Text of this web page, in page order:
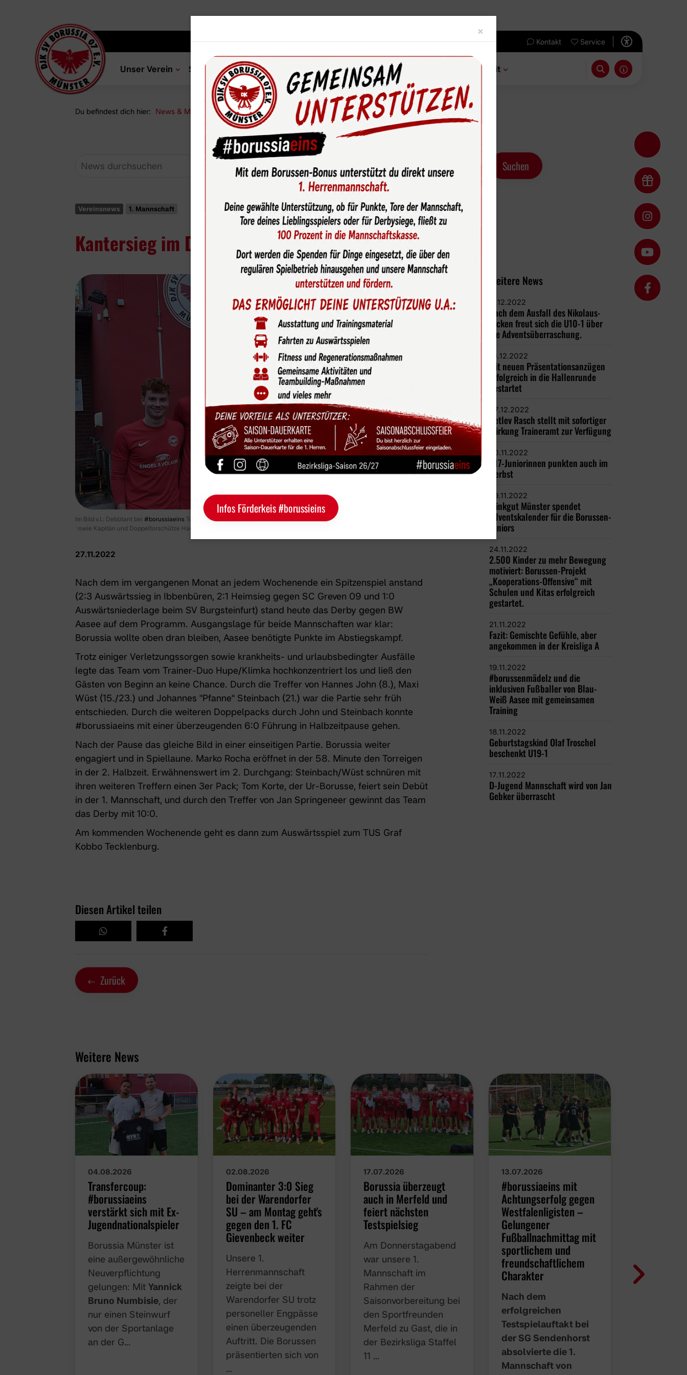
Kontakt Service
Unser Verein Sportangebot News & Media Service Sponsoren Fun & Freizeit
Du befindest dich hier: News & Media Newsroom Kantersieg im Derby gegen BW Aasee
Vereinsnews 1. Mannschaft
Kantersieg im Derby gegen BW Aasee
Im Bild v.l.: Debütant bei #borussiaeins Tom Korte, Johannes "Pfanne" Steinbach und Maxi Wüst (beide mit einem 3er Pack),
sowie Kapitän und Doppeltorschütze Hannes John.
27.11.2022
Nach dem im vergangenen Monat an jedem Wochenende ein Spitzenspiel anstand
(2:3 Auswärtssieg in Ibbenbüren, 2:1 Heimsieg gegen SC Greven 09 und 1:0
Auswärtsniederlage beim SV Burgsteinfurt) stand heute das Derby gegen BW
Aasee auf dem Programm. Ausgangslage für beide Mannschaften war klar:
Borussia wollte oben dran bleiben, Aasee benötigte Punkte im Abstiegskampf.
Trotz einiger Verletzungssorgen sowie krankheits- und urlaubsbedingter Ausfälle
legte das Team vom Trainer-Duo Hupe/Klimka hochkonzentriert los und ließ den
Gästen von Beginn an keine Chance. Durch die Treffer von Hannes John (8.), Maxi
Wüst (15./23.) und Johannes "Pfanne" Steinbach (21.) war die Partie sehr früh
entschieden. Durch die weiteren Doppelpacks durch John und Steinbach konnte
#borussiaeins mit einer überzeugenden 6:0 Führung in Halbzeitpause gehen.
Nach der Pause das gleiche Bild in einer einseitigen Partie. Borussia weiter
engagiert und in Spiellaune. Marko Rocha eröffnet in der 58. Minute den Torreigen
in der 2. Halbzeit. Erwähnenswert im 2. Durchgang: Steinbach/Wüst schnüren mit
ihren weiteren Treffern einen 3er Pack; Tom Korte, der Ur-Borusse, feiert sein Debüt
in der 1. Mannschaft, und durch den Treffer von Jan Springeneer gewinnt das Team
das Derby mit 10:0.
Am kommenden Wochenende geht es dann zum Auswärtsspiel zum TUS Graf
Kobbo Tecklenburg.
Diesen Artikel teilen
Zurück
Weitere News
11.12.2022
Nach dem Ausfall des Nikolaus-
Kicken freut sich die U10-1 über
die Adventsüberraschung.
10.12.2022
Mit neuen Präsentationsanzügen
erfolgreich in die Hallenrunde
gestartet
07.12.2022
Detlev Rasch stellt mit sofortiger
Wirkung Traineramt zur Verfügung
30.11.2022
U17-Juniorinnen punkten auch im
Herbst
29.11.2022
Trinkgut Münster spendet
Adventskalender für die Borussen-
Juniors
24.11.2022
2.500 Kinder zu mehr Bewegung
motiviert: Borussen-Projekt
„Kooperations-Offensive“ mit
Schulen und Kitas erfolgreich
gestartet.
21.11.2022
Fazit: Gemischte Gefühle, aber
angekommen in der Kreisliga A
19.11.2022
#borussenmädelz und die
inklusiven Fußballer von Blau-
Weiß Aasee mit gemeinsamen
Training
18.11.2022
Geburtstagskind Olaf Troschel
beschenkt U19-1
17.11.2022
D-Jugend Mannschaft wird von Jan
Gebker überrascht
Weitere News
04.08.2026
Transfercoup:
#borussiaeins
verstärkt sich mit Ex-
Jugendnationalspieler
Borussia Münster ist
eine außergewöhnliche
Neuverpflichtung
gelungen: Mit Yannick
Bruno Numbisie, der
nur einen Steinwurf
von der Sportanlage
an der G…
02.08.2026
Dominanter 3:0 Sieg
bei der Warendorfer
SU – am Montag geht's
gegen den 1. FC
Gievenbeck weiter
Unsere 1.
Herrenmannschaft
zeigte bei der
Warendorfer SU trotz
personeller Engpässe
einen überzeugenden
Auftritt. Die Borussen
präsentierten sich von
…
17.07.2026
Borussia überzeugt
auch in Merfeld und
feiert nächsten
Testspielsieg
Am Donnerstagabend
war unsere 1.
Mannschaft im
Rahmen der
Saisonvorbereitung bei
den Sportfreunden
Merfeld zu Gast, die in
der Bezirksliga Staffel
11 …
13.07.2026
#borussiaeins mit
Achtungserfolg gegen
Westfalenligisten –
Gelungener
Fußballnachmittag mit
sportlichem und
freundschaftlichem
Charakter
Nach dem
erfolgreichen
Testspielauftakt bei
der SG Sendenhorst
absolvierte die 1.
Mannschaft von
× Close
Infos Förderkeis #borussieins